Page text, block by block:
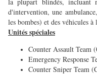
d'intervention, une
les bombes) et des véhicules
Unités spéciales
Counter Assault Team
Emergency Response
Counter Sniper Team